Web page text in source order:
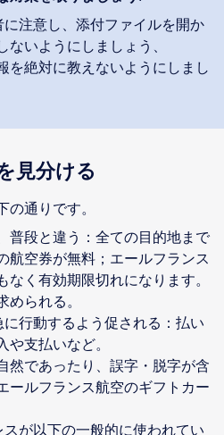
に注意し、添付ファイルを開か
いようにしましょう、
を絶対に教えないようにしまし
見分ける
通りです。
普段と違う：全ての目的地まで
航空券が無料；エールフランス
く有効期限切れになります。
られる。
行動するよう促される：払い
や支払いなど。
然であったり、誤字・脱字が含
ールフランス航空のギフトカー
が以下の一般的に使われてい